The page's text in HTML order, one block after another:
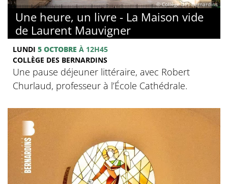
© Collège des Bernardins
Une heure, un livre - La Maison vide
de Laurent Mauvigner
LUNDI 5 OCTOBRE À 12H45
COLLÈGE DES BERNARDINS
Une pause déjeuner littéraire, avec Robert
Churlaud, professeur à l’École Cathédrale.